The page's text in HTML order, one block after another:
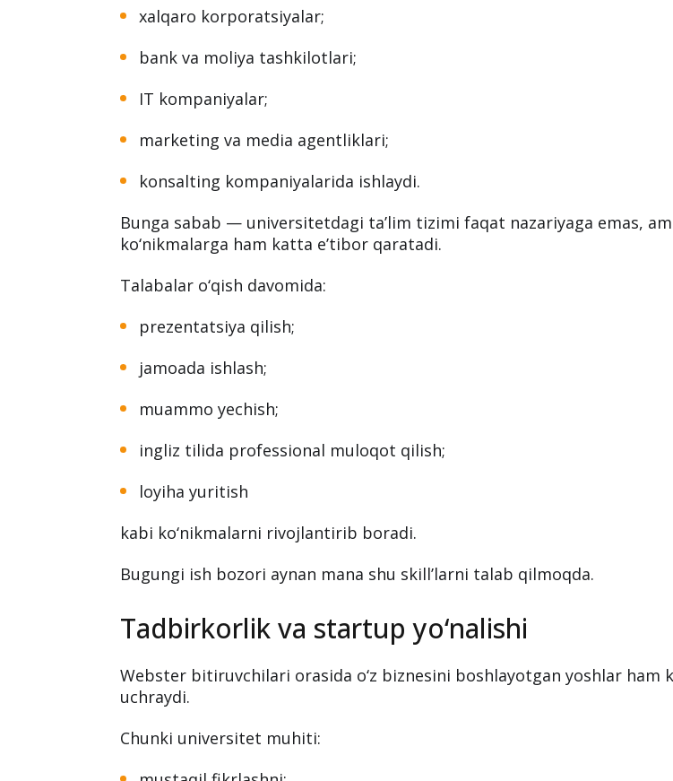
Xalqaro kompaniyalarda faoliyat
Webster bitiruvchilari ko‘pincha:
xalqaro korporatsiyalar;
bank va moliya tashkilotlari;
IT kompaniyalar;
ko‘nikmalarga ham katta e’tibor qaratadi.
Talabalar o‘qish davomida:
prezentatsiya qilish;
jamoada ishlash;
muammo yechish;
ingliz tilida professional muloqot qilish;
loyiha yuritish
Bugungi ish bozori aynan mana shu skill’larni talab qilmoqda.